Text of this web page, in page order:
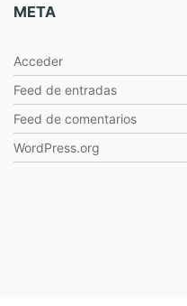
META
Acceder
Feed de entradas
Feed de comentarios
WordPress.org